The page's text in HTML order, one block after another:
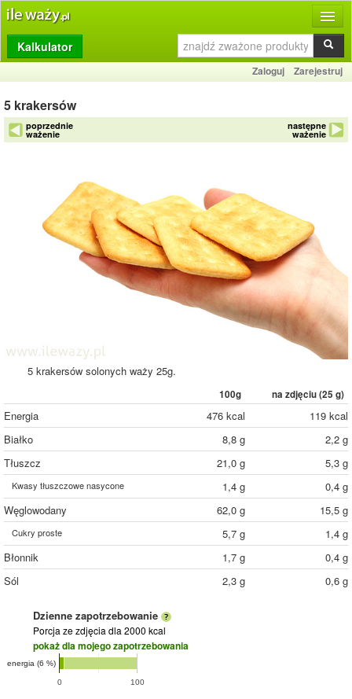
Produkty
Dziennik
Przelicznik
Porównywarka
Słownik
O stronie
Kalkulator
Zaloguj Zarejestruj
5 krakersów
poprzednie
ważenie
następne
ważenie
5 krakersów solonych waży 25g.
100g na zdjęciu (25 g)
Energia 476 kcal
119 kcal
Białko
8,8 g
2,2 g
Tłuszcz
21,0 g 5,3 g
Kwasy tłuszczowe nasycone 1,4 g
0,4 g
Węglowodany
62,0 g 15,5 g
Cukry proste 5,7 g
1,4 g
Błonnik
1,7 g
0,4 g
Sól
2,3 g 0,6 g
Dzienne zapotrzebowanie
Porcja ze zdjęcia dla 2000 kcal
pokaż dla mojego zapotrzebowania
0 100
energia (6 %)